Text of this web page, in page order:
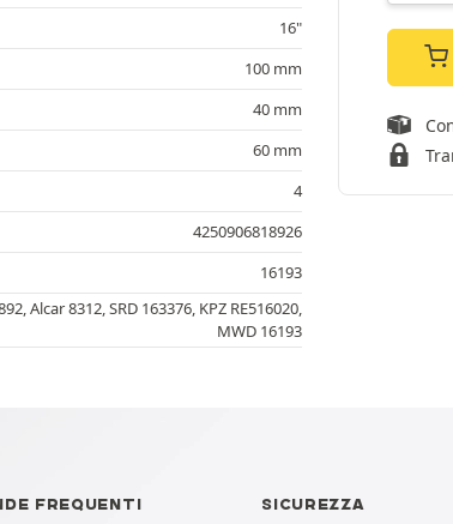
16"
100 mm
40 mm
60 mm
4
4250906818926
16193
Alcar 8312, SRD 163376, KPZ RE516020,
MWD 16193
FREQUENTI SICUREZZA